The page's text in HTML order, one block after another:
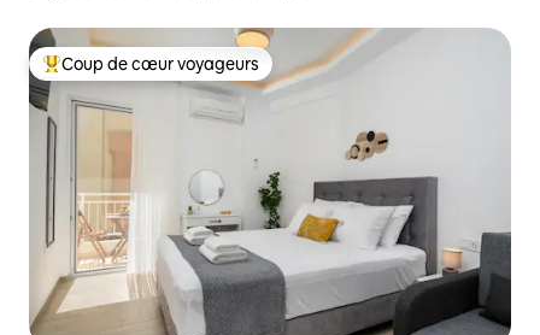
Coups de cœur voyageurs les plus appréciés
Coup de cœur voyageurs